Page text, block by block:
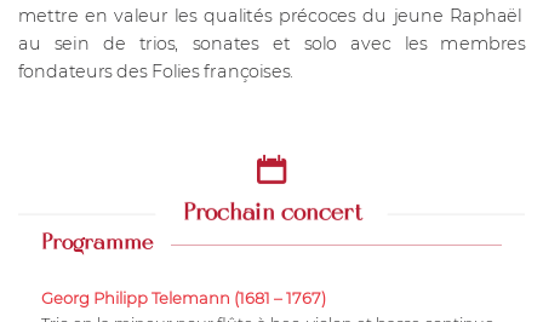
mettre en valeur les qualités précoces du jeune Raphaël
au sein de trios, sonates et solo avec les membres
fondateurs des Folies françoises.
Prochain concert
Programme
Georg Philipp Telemann (1681 – 1767)